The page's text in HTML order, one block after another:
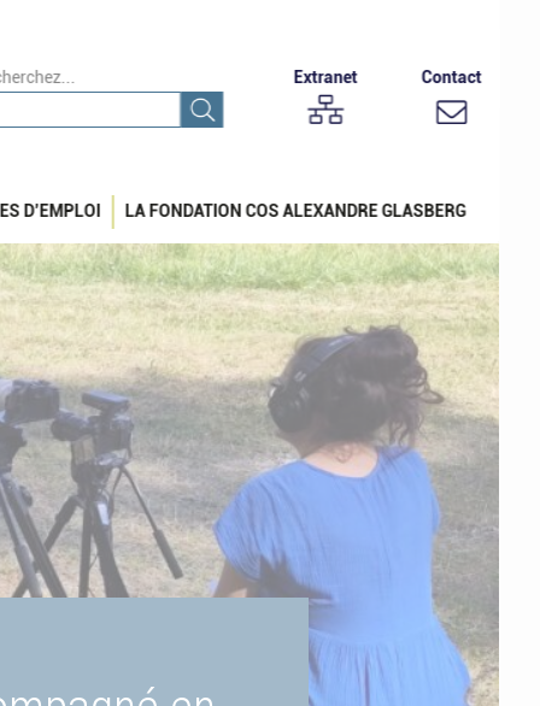
Extranet Contact
D’EMPLOI LA FONDATION COS ALEXANDRE GLASBERG